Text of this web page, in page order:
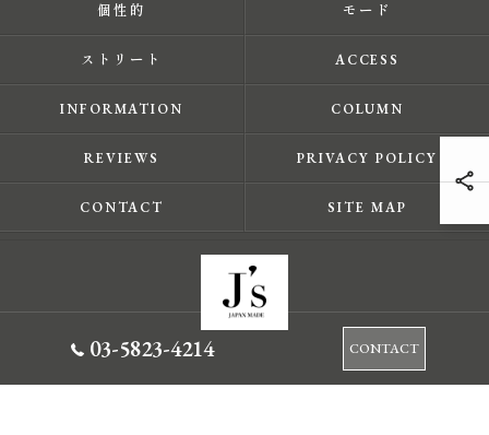
03-5823-4214 CONTACT
個性的 モード
ストリート ACCESS
INFORMATION COLUMN
REVIEWS PRIVACY POLICY
CONTACT SITE MAP
© 2026 東京都蔵前のセレクトショップならJ's ALL RIGHTS RESERVED.